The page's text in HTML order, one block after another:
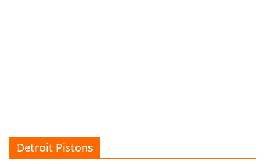
Detroit Pistons